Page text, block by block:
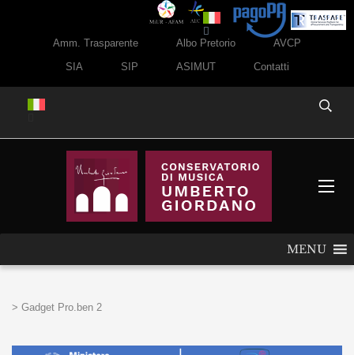
Amm. Trasparente Albo Pretorio
AVCP
SIA
SIP ASIMUT Contatti
MENU
> Gadget Pro.ben 2